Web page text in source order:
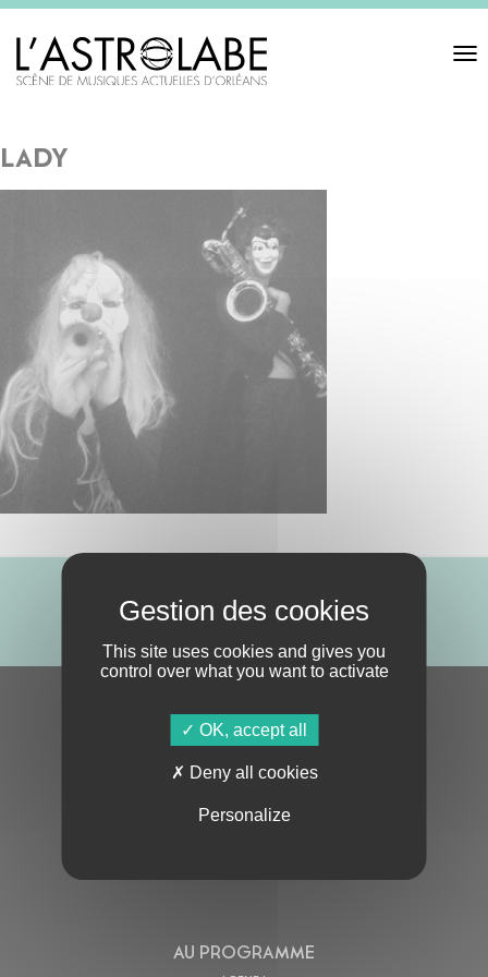
Toggle
lady
ABONNE-TOI !
S'ABONNER À LA NEWSLETTER
AU PROGRAMME
This site uses cookies and gives you
control over what you want to activate
OK, accept all
Deny all cookies
Personalize